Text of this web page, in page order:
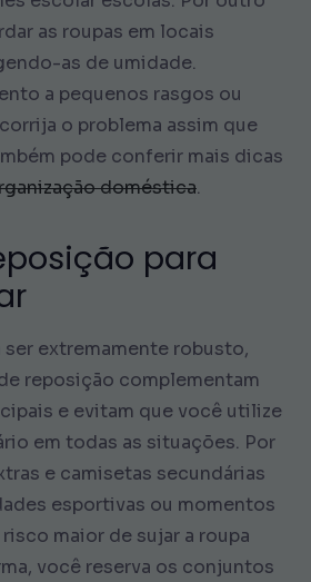
as roupas em locais
as de umidade.
a pequenos rasgos ou
o problema assim que
pode conferir mais dicas
doméstica.
para
extremamente robusto,
reposição complementam
e evitam que você utilize
em todas as situações. Por
e camisetas secundárias
esportivas ou momentos
maior de sujar a roupa
você reserva os conjuntos